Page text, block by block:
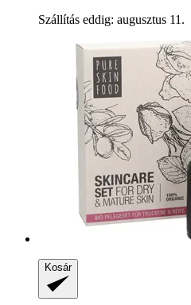
Szállítás eddig: augusztus 11.
Kosár